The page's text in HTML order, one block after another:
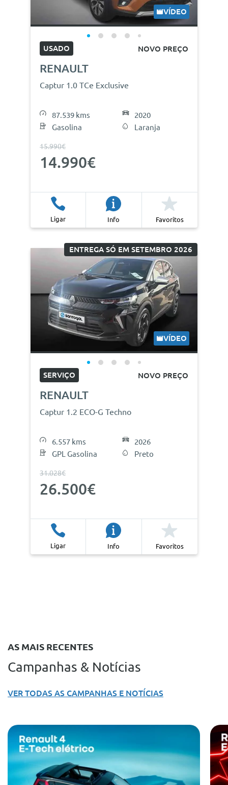
VÍDEO
USADO NOVO PREÇO
RENAULT
Captur 1.0 TCe Exclusive
87.539 kms
Gasolina
2020
Laranja
15.990€
14.990€
Ligar Info Favoritos
ENTREGA SÓ EM SETEMBRO 2026
VÍDEO
SERVIÇO NOVO PREÇO
RENAULT
Captur 1.2 ECO-G Techno
6.557 kms
GPL Gasolina
2026
Preto
31.028€
26.500€
Ligar Info Favoritos
AS MAIS RECENTES
Campanhas & Notícias
VER TODAS AS CAMPANHAS E NOTÍCIAS